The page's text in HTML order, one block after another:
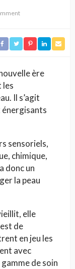
ère
les
Il s’agit
énergisants
sensoriels,
chimique,
donc un
la peau
elle
de
en jeu les
avec
de soin